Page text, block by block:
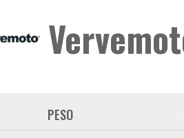
PESO